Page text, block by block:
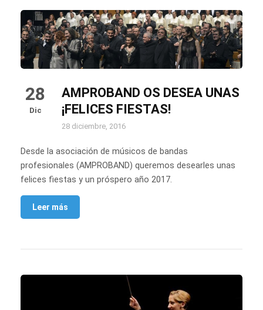
28
Dic
AMPROBAND OS DESEA UNAS
¡FELICES FIESTAS!
28 diciembre, 2016
Desde la asociación de músicos de bandas
profesionales (AMPROBAND) queremos desearles unas
felices fiestas y un próspero año 2017.
Leer más